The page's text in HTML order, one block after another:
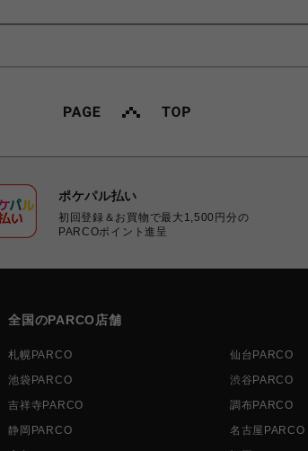
ポケパル払い
初回登録＆お買物で最大1,500円分の
PARCOポイント進呈
全国のPARCO店舗
札幌PARCO 仙台PARCO
池袋PARCO
渋谷PARCO
吉祥寺PARCO
調布PARCO
静岡PARCO
名古屋PARCO